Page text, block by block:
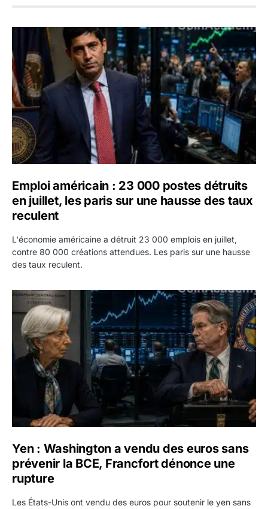
Emploi américain : 23 000 postes détruits en juillet, les
Emploi américain : 23 000 postes détruits
en juillet, les paris sur une hausse des taux
reculent
L'économie américaine a détruit 23 000 emplois en juillet,
contre 80 000 créations attendues. Les paris sur une hausse
des taux reculent.
Yen : Washington a vendu des euros sans prévenir la
Yen : Washington a vendu des euros sans
prévenir la BCE, Francfort dénonce une
rupture
Les États-Unis ont vendu des euros pour soutenir le yen sans